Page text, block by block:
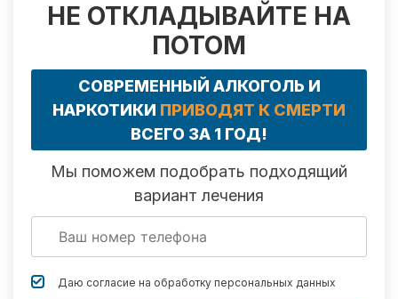
НЕ ОТКЛАДЫВАЙТЕ НА
ПОТОМ
СОВРЕМЕННЫЙ АЛКОГОЛЬ И
НАРКОТИКИ ПРИВОДЯТ К СМЕРТИ
ВСЕГО ЗА 1 ГОД!
Мы поможем подобрать подходящий
вариант лечения
Даю согласие на обработку персональных данных